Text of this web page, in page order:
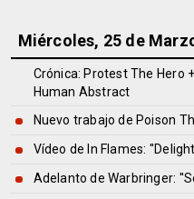
Miércoles, 25 de
Crónica: Protest The Hero
Human Abstract
Nuevo trabajo de Poison
Vídeo de In Flames:
Adelanto de Warbringer: